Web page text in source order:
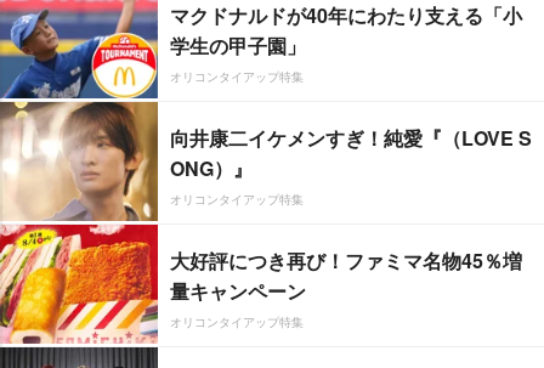
マクドナルドが40年にわたり支える「小
学生の甲子園」
オリコンタイアップ特集
向井康二イケメンすぎ！純愛『（LOVE S
ONG）』
オリコンタイアップ特集
大好評につき再び！ファミマ名物45％増
量キャンペーン
オリコンタイアップ特集